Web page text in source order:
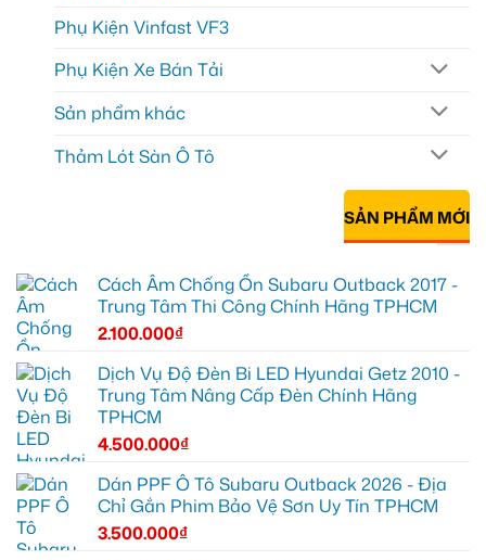
Phụ Kiện Vinfast VF3
Phụ Kiện Xe Bán Tải
Sản phẩm khác
Thảm Lót Sàn Ô Tô
SẢN PHẨM MỚI
Cách Âm Chống Ồn Subaru Outback 2017 -
Trung Tâm Thi Công Chính Hãng TPHCM
2.100.000₫
Dịch Vụ Độ Đèn Bi LED Hyundai Getz 2010 -
Trung Tâm Nâng Cấp Đèn Chính Hãng
TPHCM
4.500.000₫
Dán PPF Ô Tô Subaru Outback 2026 - Địa
Chỉ Gắn Phim Bảo Vệ Sơn Uy Tín TPHCM
3.500.000₫